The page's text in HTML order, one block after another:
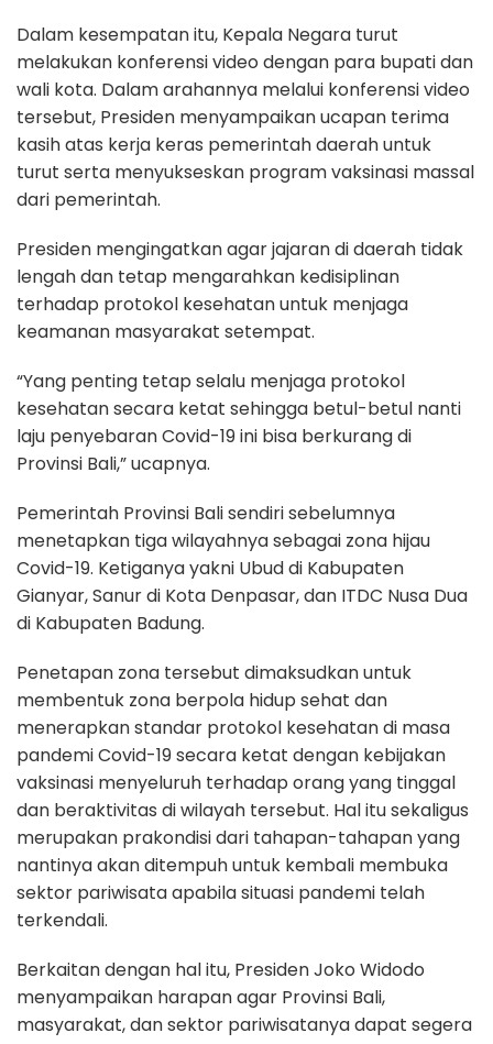
Dalam kesempatan itu, Kepala Negara turut
melakukan konferensi video dengan para bupati dan
wali kota. Dalam arahannya melalui konferensi video
tersebut, Presiden menyampaikan ucapan terima
kasih atas kerja keras pemerintah daerah untuk
turut serta menyukseskan program vaksinasi massal
dari pemerintah.
Presiden mengingatkan agar jajaran di daerah tidak
lengah dan tetap mengarahkan kedisiplinan
terhadap protokol kesehatan untuk menjaga
keamanan masyarakat setempat.
“Yang penting tetap selalu menjaga protokol
kesehatan secara ketat sehingga betul-betul nanti
laju penyebaran Covid-19 ini bisa berkurang di
Provinsi Bali,” ucapnya.
Pemerintah Provinsi Bali sendiri sebelumnya
menetapkan tiga wilayahnya sebagai zona hijau
Covid-19. Ketiganya yakni Ubud di Kabupaten
Gianyar, Sanur di Kota Denpasar, dan ITDC Nusa Dua
di Kabupaten Badung.
Penetapan zona tersebut dimaksudkan untuk
membentuk zona berpola hidup sehat dan
menerapkan standar protokol kesehatan di masa
pandemi Covid-19 secara ketat dengan kebijakan
vaksinasi menyeluruh terhadap orang yang tinggal
dan beraktivitas di wilayah tersebut. Hal itu sekaligus
merupakan prakondisi dari tahapan-tahapan yang
nantinya akan ditempuh untuk kembali membuka
sektor pariwisata apabila situasi pandemi telah
terkendali.
Berkaitan dengan hal itu, Presiden Joko Widodo
menyampaikan harapan agar Provinsi Bali,
masyarakat, dan sektor pariwisatanya dapat segera